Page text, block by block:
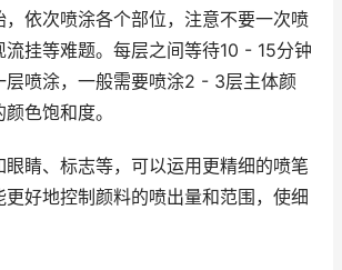
，依次喷涂各个部位，注意不要一次喷
流挂等难题。每层之间等待10 - 15分钟
层喷涂，一般需要喷涂2 - 3层主体颜
色饱和度。
眼睛、标志等，可以运用更精细的喷笔
好地控制颜料的喷出量和范围，使细